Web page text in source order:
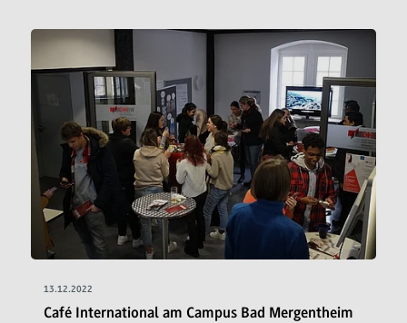
13.12.2022
Café International am Campus Bad Mergentheim